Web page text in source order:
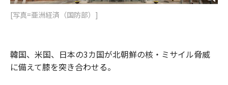
[写真=亜洲経済（国防部）]
韓国、米国、日本の3カ国が北朝鮮の核・ミサイル脅威
に備えて膝を突き合わせる。